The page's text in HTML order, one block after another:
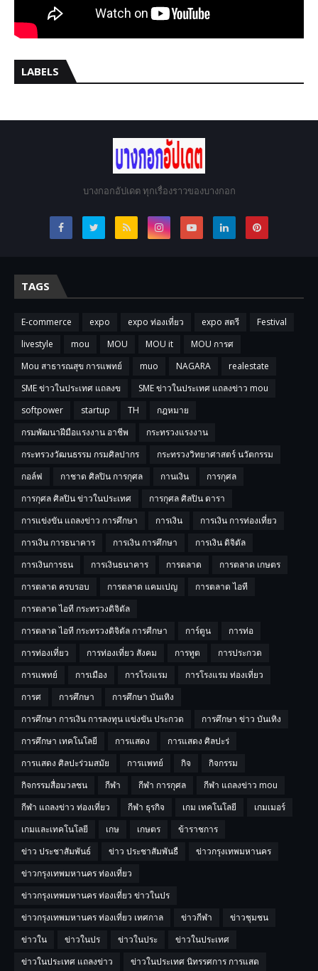
LABELS
บางกอกอัปเดต ทุกเรื่องราวของบางกอก
TAGS
E-commerce expo expo ท่องเที่ยว expo สตรี
Festival
livestyle
mou MOU MOU it
MOU การศ
Mou สาธารณสุข การแพทย์
muo NAGARA
realestate
SME ข่าวในประเทศ แถลงข
SME ข่าวในประเทศ แถลงข่าว mou
softpower
startup TH
กฎหมาย
กรมพัฒนาฝีมือแรงงาน อาชีพ
กระทรวงแรงงาน
กระทรวงวัฒนธรรม กรมศิลปากร
กระทรวงวิทยาศาสตร์ นวัตกรรม
กอล์ฟ
กาชาด ศิลปิน การกุศล กานเงิน
การกุศล
การกุศล ศิลปิน ข่าวในประเทศ
การกุศล ศิลปิน ดารา
การแข่งขัน แถลงข่าว การศึกษา
การเงิน
การเงิน การท่องเที่ยว
การเงิน การธนาคาร
การเงิน การศึกษา
การเงิน ดิจิตัล
การเงินการธน
การเงินธนาคาร การตลาด
การตลาด เกษตร
การตลาด ครบรอบ
การตลาด แคมเปญ
การตลาด ไอที
การตลาด ไอที กระทรวงดิจิตัล
การตลาด ไอที กระทรวงดิจิตัล การศีกษา
การ์ตูน
การท่อ
การท่องเที่ยว
การท่องเที่ยว สังคม การทูต
การประกวด
การแพทย์
การเมือง การโรงแรม
การโรงแรม ท่องเที่ยว
การศ
การศึกษา
การศึกษา บันเทิง
การศึกษา การเงิน การลงทุน แข่งขัน ประกวด
การศึกษา ข่าว บันเทิง
การศึกษา เทคโนโลยี
การแสดง
การแสดง ศิลปะร่
การแสดง ศิลปะร่วมสมัย
การเเพทย์ กิจ
กิจกรรม
กิจกรรมสื่อมวลชน
กีฬา กีฬา การกุศล
กีฬา แถลงข่าว mou
กีฬา แถลงข่าว ท่องเที่ยว
กีฬา ธุรกิจ เกม เทคโนโลยี
เกมเมอร์
เกมและเทคโนโลยี
เกษ เกษตร
ข้าราชการ
ข่าว ประชาสัมพันธ์
ข่าว ประชาสัมพันธื
ข่าวกรุงเทพมหานคร
ข่าวกรุงเทพมหานคร ท่องเที่ยว
ข่าวกรุงเทพมหานคร ท่องเที่ยว ข่าวในปร
ข่าวกรุงเทพมหานคร ท่องเที่ยว เทศกาล
ข่าวกีฬา
ข่าวชุมชน
ข่าวใน
ข่าวในปร ข่าวในประ
ข่าวในประเทศ
ข่าวในประเทศ แถลงข่าว
ข่าวในประเทศ นิทรรศการ การแสด